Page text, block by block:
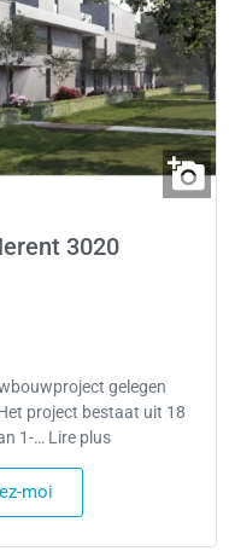
3020
gelegen
project bestaat uit 18
1-… Lire plus
moi